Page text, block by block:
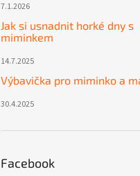
7.1.2026
Jak si usnadnit horké dny s
miminkem
14.7.2025
Výbavička pro miminko a
30.4.2025
Facebook